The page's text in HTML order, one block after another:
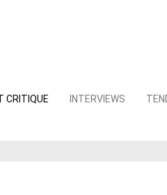
CRITIQUE INTERVIEWS